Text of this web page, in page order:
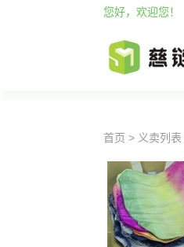
您好，欢迎您！
首页 > 义卖列表